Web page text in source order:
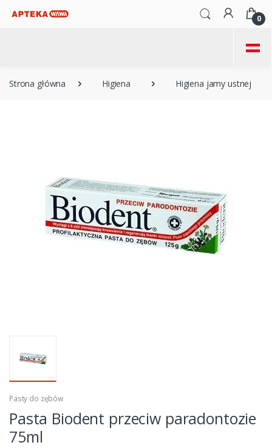
0
=
Strona główna Higiena Higiena jamy ustnej
Pasty do zębów
Pasta Biodent przeciw paradontozie
75ml